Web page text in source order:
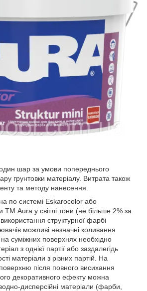
шар за умови попереднього
грунтовки матеріалу. Витрата також
та методу нанесення.
по системі Eskarocolor або
ТМ Aura у світлі тони (не більше 2% за
структурної фарбі
можливі незначні коливання
на суміжних поверхнях необхідно
з однієї партії або заздалегідь
матеріали з різних партій. На
після повного висихання
декоративного ефекту можна
дисперсійні матеріали (фарби,